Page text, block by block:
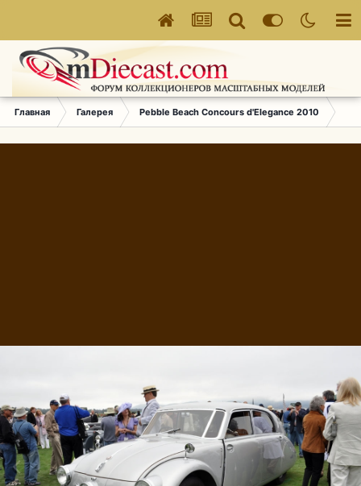
Главная Галерея Pebble Beach Concours d'Elegance 2010